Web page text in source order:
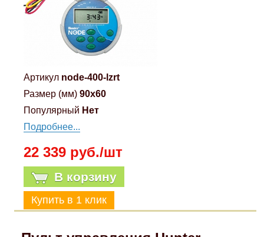
Артикул node-400-lzrt
Размер (мм) 90x60
Популярный Нет
Подробнее...
22 339 руб./шт
В корзину